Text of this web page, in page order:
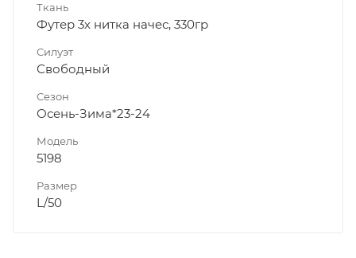
Ткань
Футер 3х нитка начес, 330гр
Силуэт
Свободный
Сезон
Осень-Зима*23-24
Модель
5198
Размер
L/50